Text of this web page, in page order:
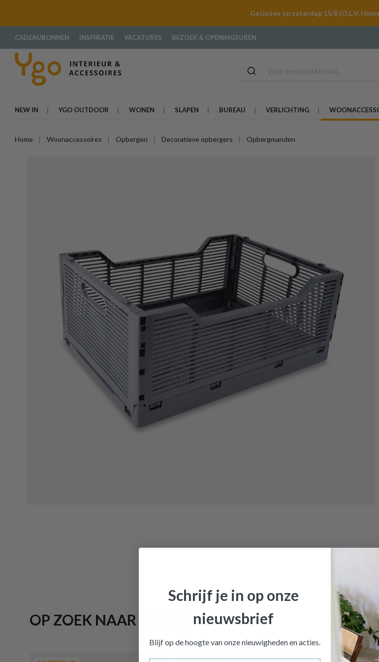
Gesloten op zaterdag 15/8 (O.L.V.
CADEAUBONNEN INSPIRATIE VACATURES BEZOEK & OPENINGSUREN
NEW IN YGO OUTDOOR WONEN SLAPEN BUREAU VERLICHTING
Home Woonaccessoires Opbergen Decoratieve opbergers Opbergmanden
OP ZOEK NAAR MEER INSPIRATIE
Opbergbox LILJA L Grijs is toegevoegd aan je
Schrijf je in op onze
nieuwsbrief
Blijf op de hoogte van onze nieuwigheden enacties.